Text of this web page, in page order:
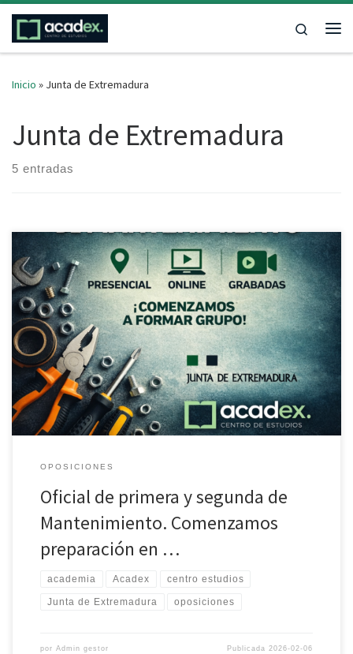
Saltar al contenido
Search
Inicio » Junta de Extremadura
Junta de Extremadura
5 entradas
OPOSICIONES
Oficial de primera y segunda de
Mantenimiento. Comenzamos
preparación en …
academia Acadex centro estudios
Junta de Extremadura oposiciones
por Admin gestor Publicada2026-02-06